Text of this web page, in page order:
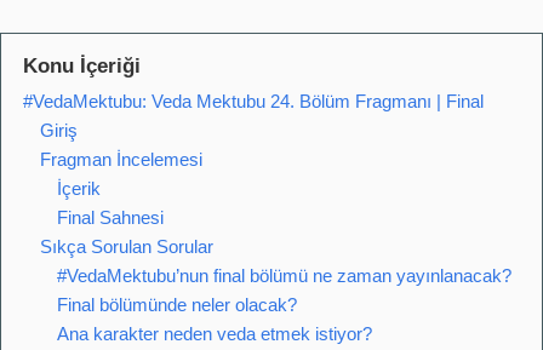
Konu İçeriği
#VedaMektubu: Veda Mektubu 24. Bölüm Fragmanı | Final
Giriş
Fragman İncelemesi
İçerik
Final Sahnesi
Sıkça Sorulan Sorular
#VedaMektubu’nun final bölümü ne zaman yayınlanacak?
Final bölümünde neler olacak?
Ana karakter neden veda etmek istiyor?